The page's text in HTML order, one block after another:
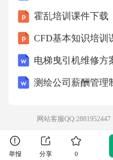
口"制度，家属需定期检
要点一要点二副作用监
应记录表，重点观察锥
碍、静坐不能）、代谢
对顽固性妄想可联用氯
霍乱培训课件下载
CFD基本知识培训
电梯曳引机维修方
测绘公司薪酬管理
网站客服
举报 分享 0